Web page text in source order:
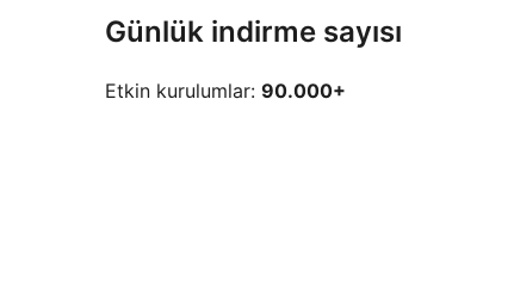
Günlük indirme sayısı
Etkin kurulumlar: 90.000+